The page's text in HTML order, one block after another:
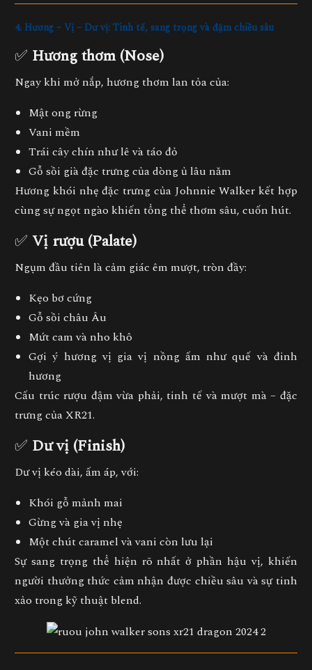
4. Hương – Vị – Dư vị: Tinh tế, sang trọng và đậm chiều sâu
✅ Hương thơm (Nose)
Ngay khi mở nắp, hương thơm lan tỏa của:
Mật ong rừng
Vani mềm
Trái cây chín như lê và táo đỏ
Gỗ sồi già đặc trưng của dòng ủ lâu năm
Hương khói nhẹ đặc trưng của Johnnie Walker kết hợp
cùng sự ngọt ngào khiến tổng thể thơm sâu, cuốn hút.
✅ Vị rượu (Palate)
Ngụm đầu tiên là cảm giác êm mượt, tròn đầy:
Kẹo bơ cứng
Gỗ sồi châu Âu
Mứt cam và nho khô
Gợi ý hương vị gia vị nồng ấm như quế và đinh
hương
Cấu trúc rượu đậm vừa phải, tinh tế và mượt mà – đặc
trưng của XR21.
✅ Dư vị (Finish)
Dư vị kéo dài, ấm áp, với:
Khói gỗ mảnh mai
Gừng và gia vị nhẹ
Một chút caramel và vani còn lưu lại
Sự sang trọng thể hiện rõ nhất ở phần hậu vị, khiến
người thưởng thức cảm nhận được chiều sâu và sự tinh
xảo trong kỹ thuật blend.